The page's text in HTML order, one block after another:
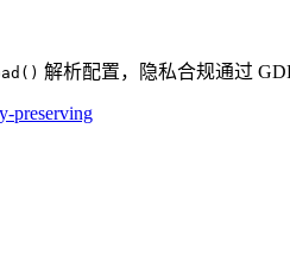
解析配置，隐私合规通过
preserving